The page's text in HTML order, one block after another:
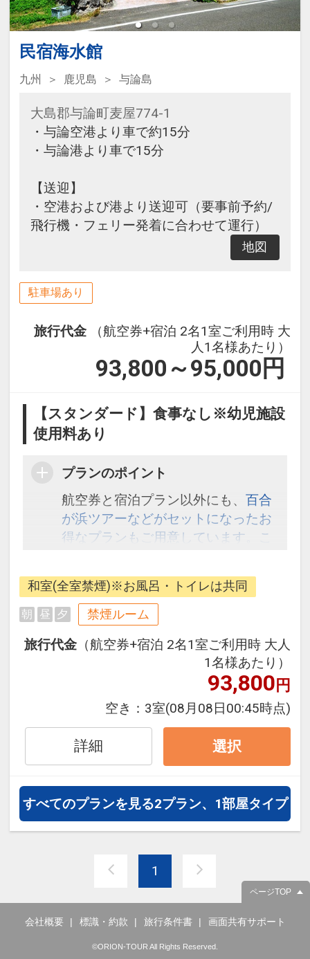
民宿海水館
九州 鹿児島 与論島
大島郡与論町麦屋774-1
・与論空港より車で約15分
・与論港より車で15分
【送迎】
・空港および港より送迎可（要事前予約/
飛行機・フェリー発着に合わせて運行）
地図
駐車場あり
旅行代金
（航空券+宿泊 2名1室ご利用時 大
人1名様あたり）
93,800～95,000 円
【スタンダード】食事なし※幼児施設
使用料あり
プランのポイント
航空券と宿泊プラン以外にも、百合
が浜ツアーなどがセットになったお
得なプランもご用意しています。こ
和室(全室禁煙)※お風呂・トイレは共同
朝 昼 夕 禁煙ルーム
旅行代金 （航空券+宿泊 2名1室ご利用時 大人
1名様あたり）
93,800円
空き： 3室(08月08日00:45時点)
詳細 選択
すべてのプランを見る2プラン、1部屋タイプ
1
ページTOP
会社概要 標識・約款 旅行条件書 画面共有サポート
©ORION-TOUR All Rights Reserved.